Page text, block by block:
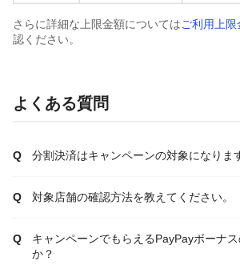
さらに詳細な上限金額についてはご利用上
認ください。
よくある質問
分割決済はキャンペーンの対象になりま
対象店舗の確認方法を教えてください。
キャンペーンでもらえるPayPayボーナ
か？